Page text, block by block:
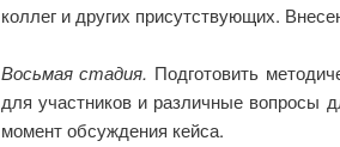
коллег и других присутствующих.
Восьмая стадия. Подготовить
для участников и различные вопросы
момент обсуждения кейса.